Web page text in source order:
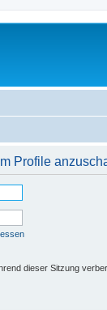
Profile
dieser Sitzung